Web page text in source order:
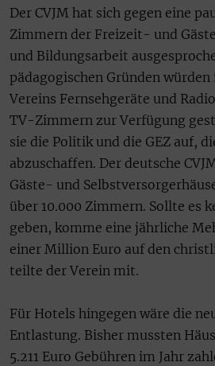
Der CVJM hat sich gegen eine
Zimmern der Freizeit- und
und Bildungsarbeit
pädagogischen Gründen würden
Vereins Fernsehgeräte und
TV-Zimmern zur Verfügung
sie die Politik und die GEZ auf,
abzuschaffen. Der deutsche
Gäste- und
über 10.000 Zimmern. Sollte es
geben, komme eine jährliche
einer Million Euro auf den
teilte der Verein mit.
Für Hotels hingegen wäre die
Entlastung. Bisher mussten
5.211 Euro Gebühren im Jahr